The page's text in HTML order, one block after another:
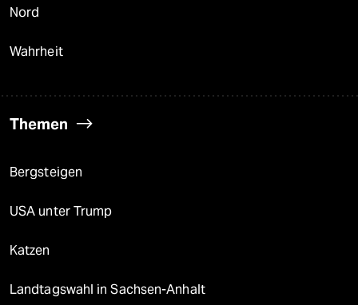
Nord
Wahrheit
Themen
Bergsteigen
USA unter Trump
Katzen
Landtagswahl in Sachsen-Anhalt